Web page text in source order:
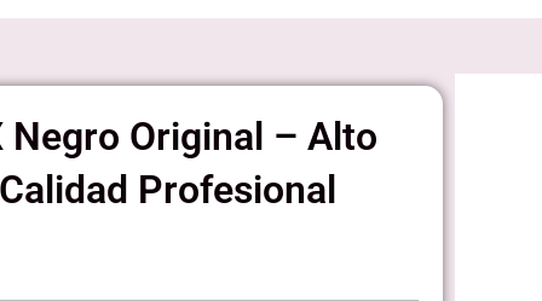
Negro Original – Alto
Profesional